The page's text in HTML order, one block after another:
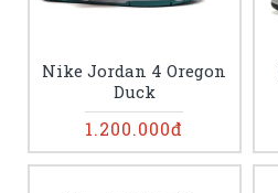
Nike Jordan 4 Oregon
Duck
1.200.000đ